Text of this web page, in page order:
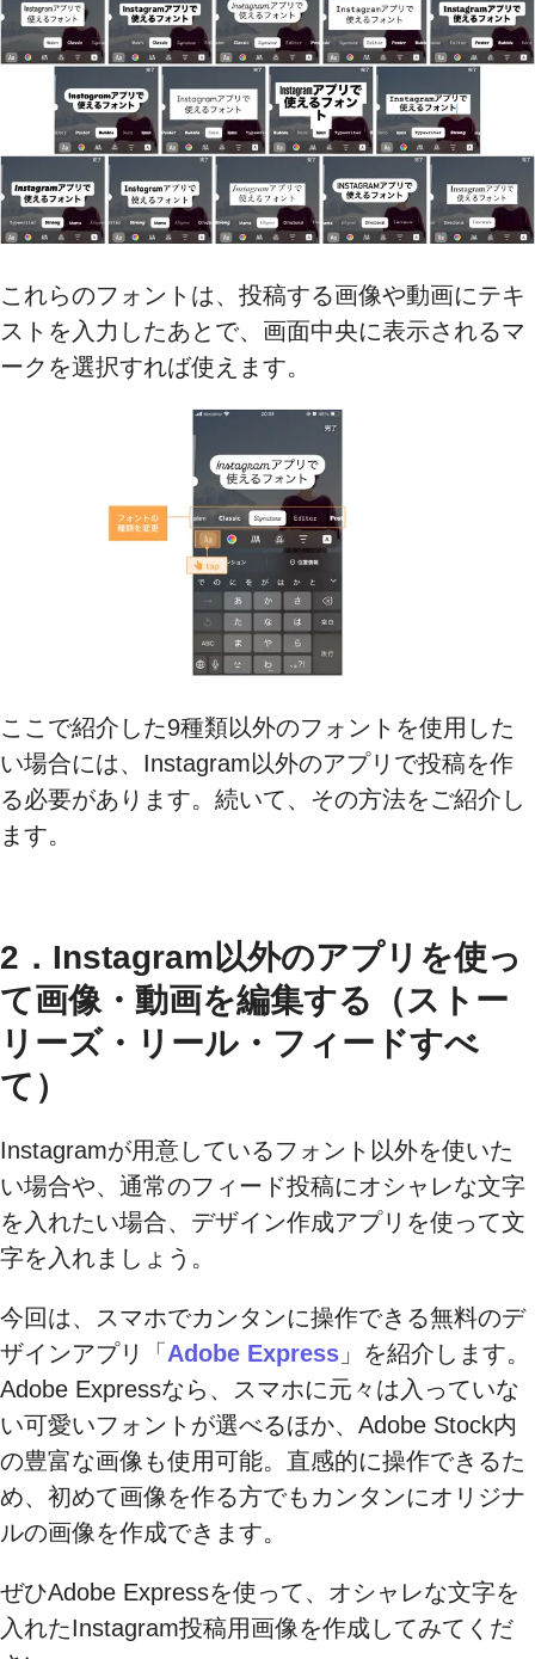
これらのフォントは、投稿する画像や動画にテキ
ストを入力したあとで、画面中央に表示されるマ
ークを選択すれば使えます。
ここで紹介した9種類以外のフォントを使用した
い場合には、Instagram以外のアプリで投稿を作
る必要があります。続いて、その方法をご紹介し
ます。
2．Instagram以外のアプリを使っ
て画像・動画を編集する（ストー
リーズ・リール・フィードすべ
て）
Instagramが用意しているフォント以外を使いた
い場合や、通常のフィード投稿にオシャレな文字
を入れたい場合、デザイン作成アプリを使って文
字を入れましょう。
今回は、スマホでカンタンに操作できる無料のデ
ザインアプリ「Adobe Express 」を紹介します。
Adobe Expressなら、スマホに元々は入っていな
い可愛いフォントが選べるほか、Adobe Stock内
の豊富な画像も使用可能。直感的に操作できるた
め、初めて画像を作る方でもカンタンにオリジナ
ルの画像を作成できます。
ぜひAdobe Expressを使って、オシャレな文字を
入れたInstagram投稿用画像を作成してみてくだ